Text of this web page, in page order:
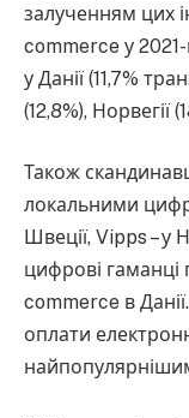
залученням цих
commerce у
у Данії (11,7%
(12,8%), Норвегії
Також
локальними
Швеції, Vipps – у
цифрові гаманці
commerce в
оплати